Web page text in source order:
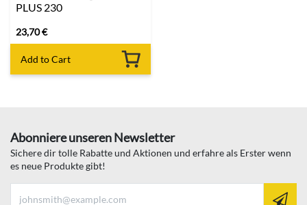
PLUS 230
23,70€
Add to Cart
Abonniere unseren Newsletter
Sichere dir tolle Rabatte und Aktionen und erfahre als Erster wenn
es neue Produkte gibt!